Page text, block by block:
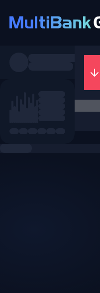
Tous